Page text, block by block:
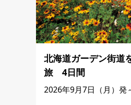
北海道ガーデン街道
旅 4日間
2026年9月7日（月）発